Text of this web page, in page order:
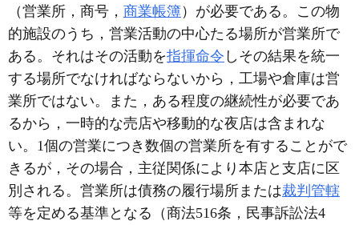
（営業所，商号， 商業帳簿）が必要である。この物
的施設のうち，営業活動の中心たる場所が営業所で
ある。それはその活動を指揮命令 しその結果を統一
する場所でなければならないから，工場や倉庫は営
業所ではない。また，ある程度の継続性が必要であ
るから，一時的な売店や移動的な夜店は含まれな
い。1個の営業につき数個の営業所を有することがで
きるが，その場合，主従関係により本店と支店に区
別される。営業所は債務の履行場所または裁判管轄
等を定める基準となる（商法516条，民事訴訟法4